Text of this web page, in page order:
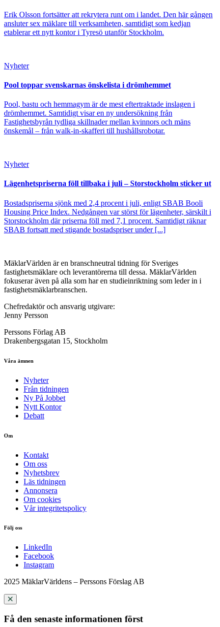
Erik Olsson fortsätter att rekrytera runt om i landet. Den här gången
ansluter sex mäklare till verksamheten, samtidigt som kedjan
etablerar ett nytt kontor i Tyresö utanför Stockholm.
Nyheter
Pool toppar svenskarnas önskelista i drömhemmet
Pool, bastu och hemmagym är de mest eftertraktade inslagen i
drömhemmet. Samtidigt visar en ny undersökning från
Fastighetsbyrån tydliga skillnader mellan kvinnors och mäns
önskemål – från walk-in-skafferi till hushållsrobotar.
Nyheter
Lägenhetspriserna föll tillbaka i juli – Storstockholm sticker ut
Bostadspriserna sjönk med 2,4 procent i juli, enligt SBAB Booli
Housing Price Index. Nedgången var störst för lägenheter, särskilt i
Storstockholm där priserna föll med 7,1 procent. Samtidigt räknar
SBAB fortsatt med stigande bostadspriser under [...]
MäklarVärlden är en branschneutral tidning för Sveriges
fastighetsmäklare och leverantörerna till dessa. MäklarVärlden
fokuserar även på alla som har en studieinriktning som leder in i
fastighetsmäklarbranschen.
Chefredaktör och ansvarig utgivare:
Jenny Persson
Perssons Förlag AB
Drakenbergsgatan 15, Stockholm
Våra ämnen
Nyheter
Från tidningen
Ny På Jobbet
Nytt Kontor
Debatt
Om
Kontakt
Om oss
Nyhetsbrev
Läs tidningen
Annonsera
Om cookies
Vår integritetspolicy
Följ oss
LinkedIn
Facebook
Instagram
2025 MäklarVärldens – Perssons Förslag AB
Få den senaste informationen först